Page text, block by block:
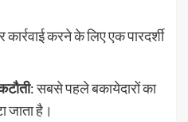
करने के लिए एक पारदर्शी
: सबसे पहले बकायेदारों का
जाता है।